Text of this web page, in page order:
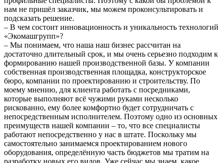
нам не пришёл заказчик, мы можем проконсультировать и
подсказать решение.
– В чем состоит инновационность и уникальность технологий
«Экомашгрупп»?
– Мы понимаем, что наша наш бизнес рассчитан на
достаточно длительный срок, и мы очень серьезно подходим к
формированию нашей производственной базы. У компании
собственная производственная площадка, конструкторское
бюро, компании по проектированию и строительству. По
моему мнению, для клиента работать с посредниками,
которые выполняют всё чужими руками несколько
рискованно, ему более комфортно будет сотрудничать с
непосредственным исполнителем. Поэтому одно из основных
преимуществ нашей компании – то, что все специалисты
работают непосредственно у нас в штате. Поскольку мы
самостоятельно занимаемся проектированием нового
оборудования, определённую часть бюджетов мы тратим на
разработку новых его видов. Уже сейчас мы знаем, какое